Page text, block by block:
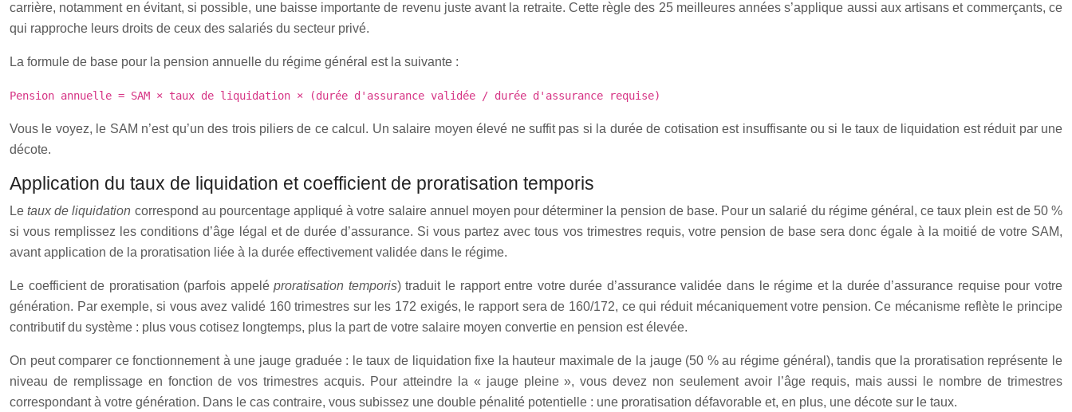
carrière, notamment en évitant, si possible, une baisse importante de revenu juste avant la retraite. Cette règle des 25 meilleures années s’applique aussi aux artisans et commerçants, ce
qui rapproche leurs droits de ceux des salariés du secteur privé.
La formule de base pour la pension annuelle du régime général est la suivante :
Pension annuelle = SAM × taux de liquidation × (durée d'assurance validée / durée d'assurance requise)
Vous le voyez, le SAM n’est qu’un des trois piliers de ce calcul. Un salaire moyen élevé ne suffit pas si la durée de cotisation est insuffisante ou si le taux de liquidation est réduit par une
décote.
Application du taux de liquidation et coefficient de proratisation temporis
Letaux de liquidation correspond au pourcentage appliqué à votre salaire annuel moyen pour déterminer la pension de base. Pour un salarié du régime général, ce taux plein est de 50 %
si vous remplissez les conditions d’âge légal et de durée d’assurance. Si vous partez avec tous vos trimestres requis, votre pension de base sera donc égale à la moitié de votre SAM,
avant application de la proratisation liée à la durée effectivement validée dans le régime.
Le coefficient de proratisation (parfois appeléproratisation temporis) traduit le rapport entre votre durée d’assurance validée dans le régime et la durée d’assurance requise pour votre
génération. Par exemple, si vous avez validé 160 trimestres sur les 172 exigés, le rapport sera de 160/172, ce qui réduit mécaniquement votre pension. Ce mécanisme reflète le principe
contributif du système : plus vous cotisez longtemps, plus la part de votre salaire moyen convertie en pension est élevée.
On peut comparer ce fonctionnement à une jauge graduée : le taux de liquidation fixe la hauteur maximale de la jauge (50 % au régime général), tandis que la proratisation représente le
niveau de remplissage en fonction de vos trimestres acquis. Pour atteindre la « jauge pleine », vous devez non seulement avoir l’âge requis, mais aussi le nombre de trimestres
correspondant à votre génération. Dans le cas contraire, vous subissez une double pénalité potentielle : une proratisation défavorable et, en plus, une décote sur le taux.